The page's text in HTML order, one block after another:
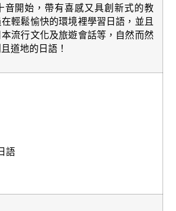
音開始，帶有喜感又具創新式的教
輕鬆愉快的環境裡學習日語，並且
流行文化及旅遊會話等，自然而然
道地的日語！
語